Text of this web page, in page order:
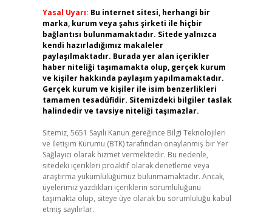
Yasal Uyarı: Bu internet sitesi, herhangi bir
marka, kurum veya şahıs şirketi ile hiçbir
bağlantısı bulunmamaktadır. Sitede yalnızca
kendi hazırladığımız makaleler
paylaşılmaktadır. Burada yer alan içerikler
haber niteliği taşımamakta olup, gerçek kurum
ve kişiler hakkında paylaşım yapılmamaktadır.
Gerçek kurum ve kişiler ile isim benzerlikleri
tamamen tesadüfidir. Sitemizdeki bilgiler taslak
halindedir ve tavsiye niteliği taşımazlar.
Sitemiz, 5651 Sayılı Kanun gereğince Bilgi Teknolojileri
ve İletişim Kurumu (BTK) tarafından onaylanmış bir Yer
Sağlayıcı olarak hizmet vermektedir. Bu nedenle,
sitedeki içerikleri proaktif olarak denetleme veya
araştırma yükümlülüğümüz bulunmamaktadır. Ancak,
üyelerimiz yazdıkları içeriklerin sorumluluğunu
taşımakta olup, siteye üye olarak bu sorumluluğu kabul
etmiş sayılırlar.